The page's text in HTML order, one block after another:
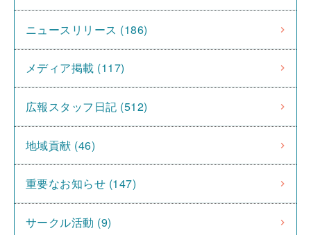
ニュースリリース (186)
メディア掲載 (117)
広報スタッフ日記 (512)
地域貢献 (46)
重要なお知らせ (147)
サークル活動 (9)